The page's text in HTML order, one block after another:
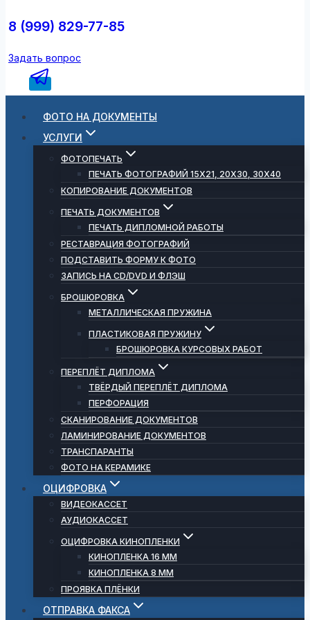
8 (999) 829-77-85
Задать вопрос
ФОТО НА ДОКУМЕНТЫ
УСЛУГИ
ФОТОПЕЧАТЬ
ПЕЧАТЬ ФОТОГРАФИЙ 15Х21, 20Х30, 30Х40
КОПИРОВАНИЕ ДОКУМЕНТОВ
ПЕЧАТЬ ДОКУМЕНТОВ
ПЕЧАТЬ ДИПЛОМНОЙ РАБОТЫ
РЕСТАВРАЦИЯ ФОТОГРАФИЙ
ПОДСТАВИТЬ ФОРМУ К ФОТО
ЗАПИСЬ НА CD/DVD И ФЛЭШ
БРОШЮРОВКА
МЕТАЛЛИЧЕСКАЯ ПРУЖИНА
ПЛАСТИКОВАЯ ПРУЖИНУ
БРОШЮРОВКА КУРСОВЫХ РАБОТ
ПЕРЕПЛЁТ ДИПЛОМА
ТВЁРДЫЙ ПЕРЕПЛЁТ ДИПЛОМА
ПЕРФОРАЦИЯ
СКАНИРОВАНИЕ ДОКУМЕНТОВ
ЛАМИНИРОВАНИЕ ДОКУМЕНТОВ
ТРАНСПАРАНТЫ
ФОТО НА КЕРАМИКЕ
ОЦИФРОВКА
ВИДЕОКАССЕТ
АУДИОКАССЕТ
ОЦИФРОВКА КИНОПЛЕНКИ
КИНОПЛЕНКА 16 ММ
КИНОПЛЕНКА 8 ММ
ПРОЯВКА ПЛЁНКИ
ОТПРАВКА ФАКСА